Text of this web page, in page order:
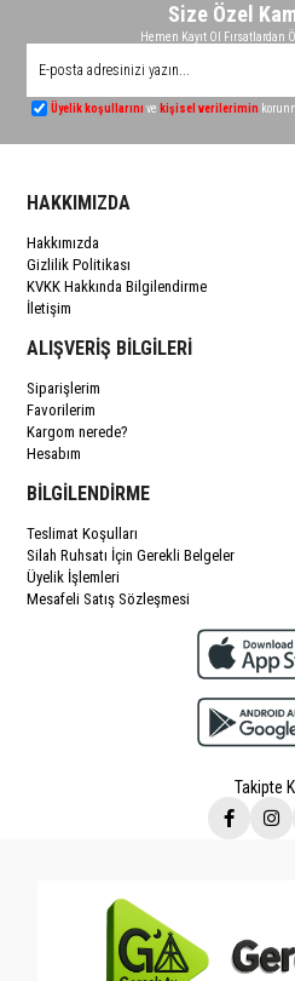
Size Özel
Hemen Kayıt Ol Fırsatlardan
Üyelik koşullarını ve kişisel verilerimin
HAKKIMIZDA
Hakkımızda
Gizlilik Politikası
KVKK Hakkında Bilgilendirme
İletişim
ALIŞVERİŞ BİLGİLERİ
Siparişlerim
Favorilerim
Kargom nerede?
Hesabım
BİLGİLENDİRME
Teslimat Koşulları
Silah Ruhsatı İçin Gerekli Belgeler
Üyelik İşlemleri
Mesafeli Satış Sözleşmesi
Takipte